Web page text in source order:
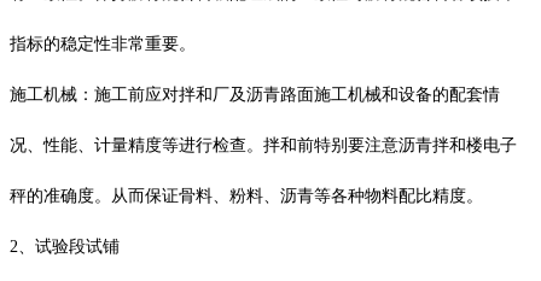
指标的稳定性非常重要。
施工机械：施工前应对拌和厂及沥青路面施工机械和设备的配套情
况、性能、计量精度等进行检查。拌和前特别要注意沥青拌和楼电子
秤的准确度。从而保证骨料、粉料、沥青等各种物料配比精度。
2、试验段试铺